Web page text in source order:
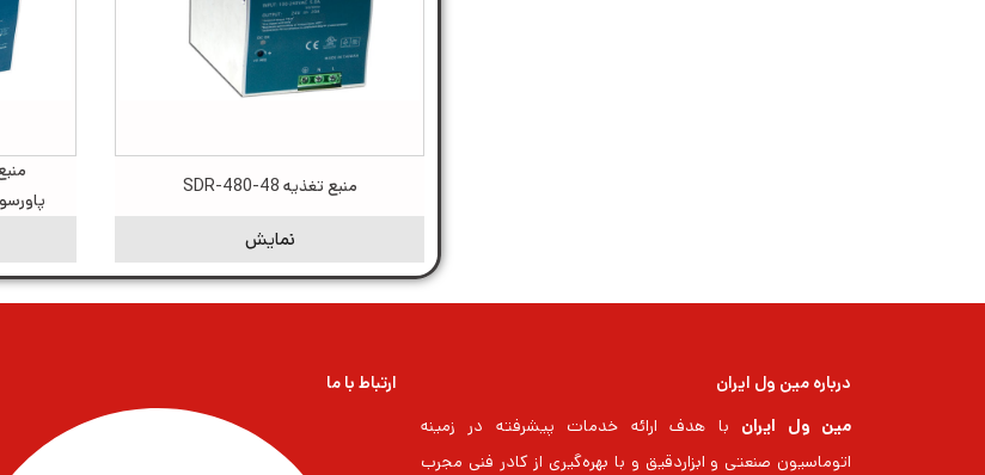
منبع تغذیه SDR-480-48
نمایش
درباره مین ول ایران
مین ول ایران با هدف ارائه خدمات پیشرفته در زمینه
اتوماسیون صنعتی و ابزاردقیق و با بهره‌گیری از کادر فنی مجرب
ارتباط با ما